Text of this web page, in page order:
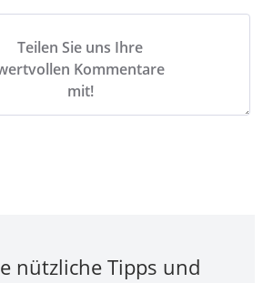
Teilen Sie uns Ihre
Kommentare
mit!
nützliche Tipps und